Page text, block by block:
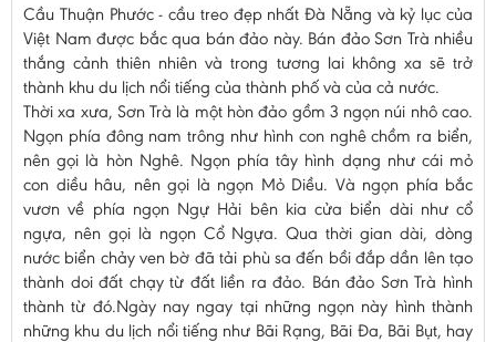
Cầu Thuận Phước - cầu treo đẹp nhất Đà Nẵng và kỷ lục của
Việt Nam được bắc qua bán đảo này. Bán đảo Sơn Trà nhiều
thắng cảnh thiên nhiên và trong tương lai không xa sẽ trở
thành khu du lịch nổi tiếng của thành phố và của cả nước.
Thời xa xưa, Sơn Trà là một hòn đảo gồm 3 ngọn núi nhô cao.
Ngọn phía đông nam trông như hình con nghê chồm ra biển,
nên gọi là hòn Nghê. Ngọn phía tây hình dạng như cái mỏ
con diều hâu, nên gọi là ngọn Mỏ Diều. Và ngọn phía bắc
vươn về phía ngọn Ngự Hải bên kia cửa biển dài như cổ
ngựa, nên gọi là ngọn Cổ Ngựa. Qua thời gian dài, dòng
nước biển chảy ven bờ đã tải phù sa đến bồi đắp dần lên tạo
thành doi đất chạy từ đất liền ra đảo. Bán đảo Sơn Trà hình
thành từ đó.Ngày nay ngay tại những ngọn này hình thành
những khu du lịch nổi tiếng như Bãi Rạng, Bãi Đa, Bãi Bụt, hay